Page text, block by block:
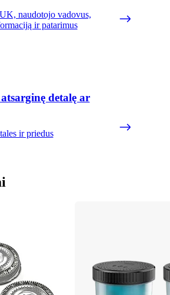
naudotojo vadovus,
ir patarimus
detalę ar
ir priedus